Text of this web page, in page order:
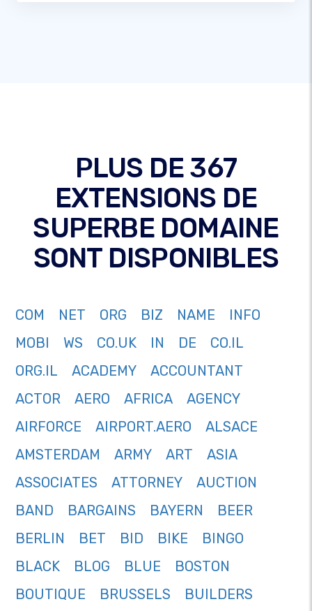
PLUS DE 367
EXTENSIONS DE
SUPERBE DOMAINE
SONT DISPONIBLES
COM NET ORG BIZ NAME
INFO
MOBI
WS CO.UK IN DE
CO.IL
ORG.IL
ACADEMY
ACCOUNTANT
ACTOR
AERO AFRICA
AGENCY
AIRFORCE
AIRPORT.AERO
ALSACE
AMSTERDAM
ARMY ART
ASIA
ASSOCIATES
ATTORNEY
AUCTION
BAND
BARGAINS BAYERN
BEER
BERLIN
BET BID BIKE
BINGO
BLACK
BLOG BLUE
BOSTON
BOUTIQUE
BRUSSELS
BUILDERS